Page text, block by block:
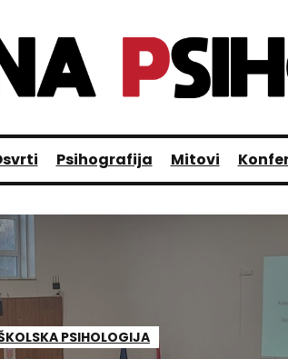
Psihografija Mitovi
PSIHOLOGIJA